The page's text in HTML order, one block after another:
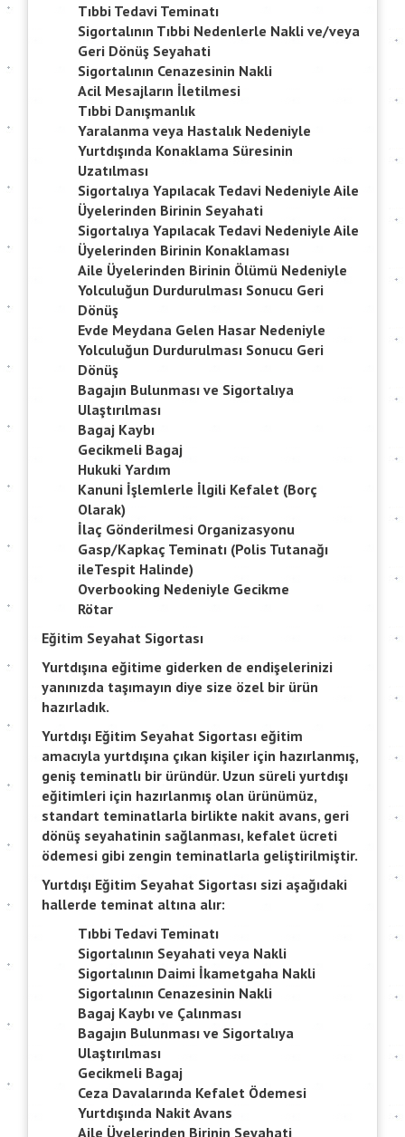
Tıbbi Tedavi Teminatı
Sigortalının Tıbbi Nedenlerle Nakli ve/veya
Geri Dönüş Seyahati
Sigortalının Cenazesinin Nakli
Acil Mesajların İletilmesi
Tıbbi Danışmanlık
Yaralanma veya Hastalık Nedeniyle
Yurtdışında Konaklama Süresinin
Uzatılması
Sigortalıya Yapılacak Tedavi Nedeniyle Aile
Üyelerinden Birinin Seyahati
Sigortalıya Yapılacak Tedavi Nedeniyle Aile
Üyelerinden Birinin Konaklaması
Aile Üyelerinden Birinin Ölümü Nedeniyle
Yolculuğun Durdurulması Sonucu Geri
Dönüş
Evde Meydana Gelen Hasar Nedeniyle
Yolculuğun Durdurulması Sonucu Geri
Dönüş
Bagajın Bulunması ve Sigortalıya
Ulaştırılması
Bagaj Kaybı
Gecikmeli Bagaj
Hukuki Yardım
Kanuni İşlemlerle İlgili Kefalet (Borç
Olarak)
İlaç Gönderilmesi Organizasyonu
Gasp/Kapkaç Teminatı (Polis Tutanağı
ileTespit Halinde)
Overbooking Nedeniyle Gecikme
Rötar
Eğitim Seyahat Sigortası
Yurtdışına eğitime giderken de endişelerinizi
yanınızda taşımayın diye size özel bir ürün
hazırladık.
Yurtdışı Eğitim Seyahat Sigortası eğitim
amacıyla yurtdışına çıkan kişiler için hazırlanmış,
geniş teminatlı bir üründür. Uzun süreli yurtdışı
eğitimleri için hazırlanmış olan ürünümüz,
standart teminatlarla birlikte nakit avans, geri
dönüş seyahatinin sağlanması, kefalet ücreti
ödemesi gibi zengin teminatlarla geliştirilmiştir.
Yurtdışı Eğitim Seyahat Sigortası sizi aşağıdaki
hallerde teminat altına alır:
Tıbbi Tedavi Teminatı
Sigortalının Seyahati veya Nakli
Sigortalının Daimi İkametgaha Nakli
Sigortalının Cenazesinin Nakli
Bagaj Kaybı ve Çalınması
Bagajın Bulunması ve Sigortalıya
Ulaştırılması
Gecikmeli Bagaj
Ceza Davalarında Kefalet Ödemesi
Yurtdışında Nakit Avans
Aile Üyelerinden Birinin Seyahati